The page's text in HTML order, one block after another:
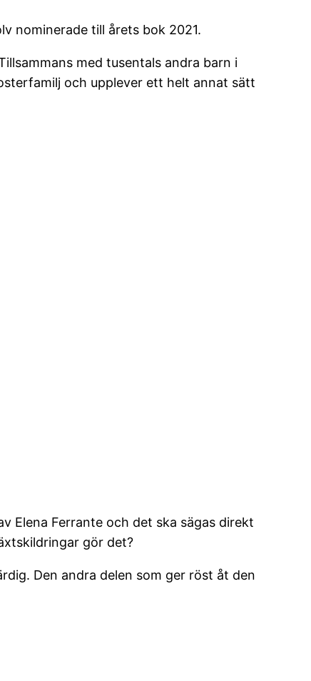
nominerade till årets bok 2021.
med tusentals andra barn i
och upplever ett helt annat sätt
Elena Ferrante och det ska sägas direkt
gör det?
Den andra delen som ger röst åt den